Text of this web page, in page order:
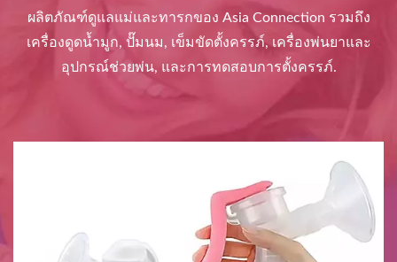
ผลิตภัณฑ์ดูแลแม่และทารกของ Asia Connection รวมถึง
เครื่องดูดน้ำมูก, ปั๊มนม, เข็มขัดตั้งครรภ์, เครื่องพ่นยาและ
อุปกรณ์ช่วยพ่น, และการทดสอบการตั้งครรภ์.